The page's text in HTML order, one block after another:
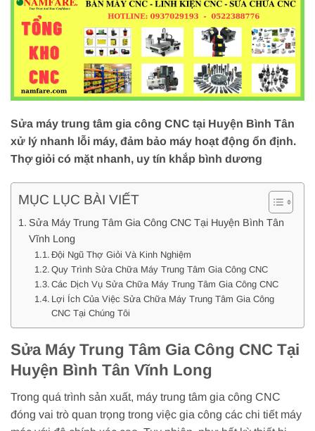
Sửa máy trung tâm gia công CNC tại Huyện Bình Tân
xử lý nhanh lỗi máy, đảm bảo máy hoạt động ổn định.
Thợ giỏi có mặt nhanh, uy tín khắp bình dương
MỤC LỤC BÀI VIẾT
Sửa Máy Trung Tâm Gia Công CNC Tại Huyện Bình Tân
Vĩnh Long
Đội Ngũ Thợ Giỏi Và Kinh Nghiệm
Quy Trình Sửa Chữa Máy Trung Tâm Gia Công CNC
Các Dịch Vụ Sửa Chữa Máy Trung Tâm Gia Công CNC
Lợi Ích Của Việc Sửa Chữa Máy Trung Tâm Gia Công
CNC Tại Chúng Tôi
Sửa Máy Trung Tâm Gia Công CNC Tại
Huyện Bình Tân Vĩnh Long
Trong quá trình sản xuất, máy trung tâm gia công CNC
đóng vai trò quan trọng trong việc gia công các chi tiết máy